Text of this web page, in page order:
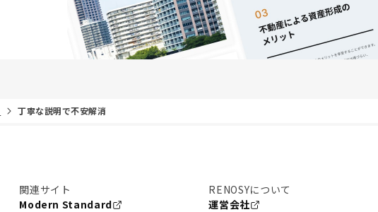
丁寧な説明で不安解消
関連サイト
Modern Standard
RENOSYについて
運営会社